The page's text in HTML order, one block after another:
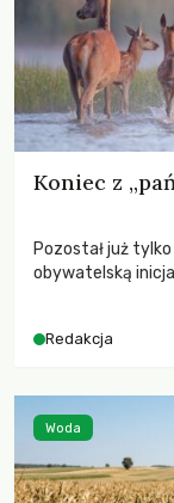
Koniec z
Pozostał już
obywatelską
niezwykle
funkcjonowania
Redakcja
Woda